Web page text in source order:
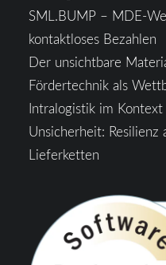
SML.BUMP – MDE-
kontaktloses Bezahlen
Der unsichtbare
Fördertechnik als
Intralogistik im
Unsicherheit: Resilienz
Lieferketten